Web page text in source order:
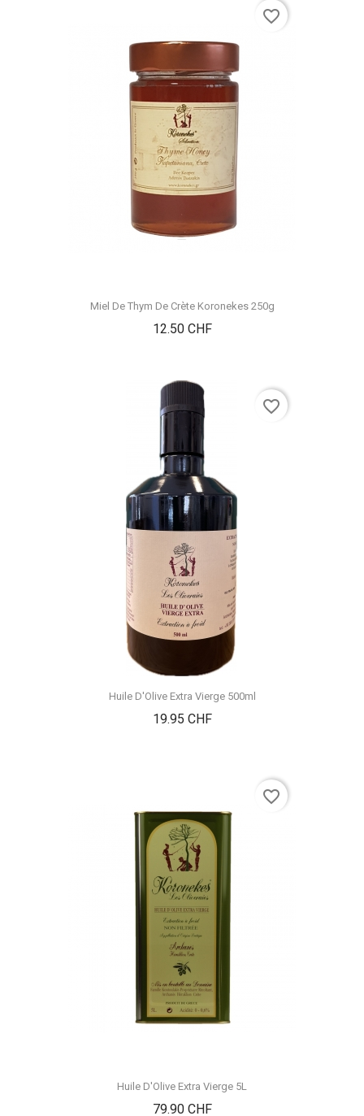
Miel De Thym De Crète Koronekes 250g
12.50 CHFPrix
favorite_border
Huile D'Olive Extra Vierge 500ml
19.95 CHFPrix
favorite_border
Huile D'Olive Extra Vierge 5L
79.90 CHFPrix
favorite_border